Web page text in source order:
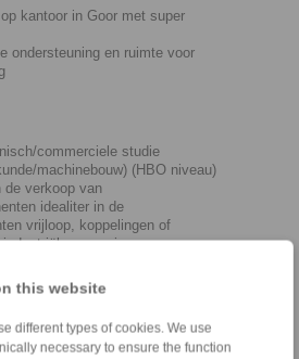
this website
different types of cookies. We use
necessary to ensure the function
kantoor in Goor met super
ondersteuning en ruimte voor
commerciele studie
machinebouw) (HBO niveau)
de verkoop van
idealiter in de
vrijloop, koppelingen of
omgeving
producten
en doelgerichte persoonlijkheid